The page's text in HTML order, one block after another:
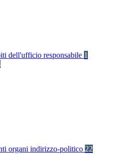
dell'ufficio responsabile 1
organi indirizzo-politico 22